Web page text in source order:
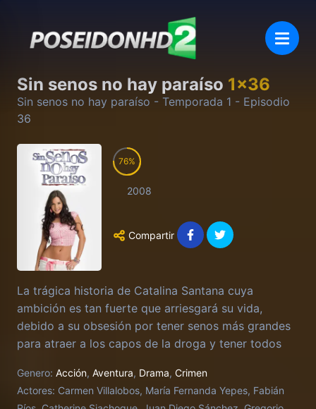
Sin senos no hay paraíso 1x36
Sin senos no hay paraíso - Temporada 1 - Episodio
36
76
2008
Compartir
La trágica historia de Catalina Santana cuya
ambición es tan fuerte que arriesgará su vida,
debido a su obsesión por tener senos más grandes
para atraer a los capos de la droga y tener todos
Genero: Acción, Aventura, Drama, Crimen
Actores: Carmen Villalobos, María Fernanda Yepes, Fabián